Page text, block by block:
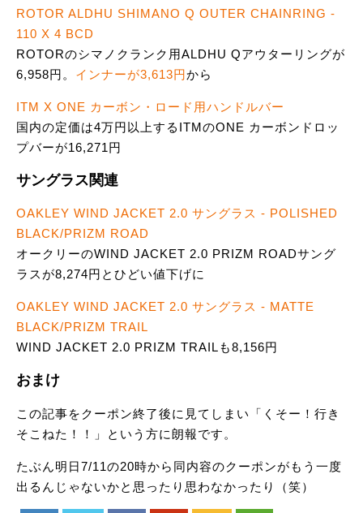
ROTOR ALDHU SHIMANO Q OUTER CHAINRING -
110 X 4 BCD
ROTORのシマノクランク用ALDHU Qアウターリングが
6,958円。 インナーが3,613円から
ITM X ONE カーボン・ロード用ハンドルバー
国内の定価は4万円以上するITMのONE カーボンドロッ
プバーが16,271円
サングラス関連
OAKLEY WIND JACKET 2.0 サングラス - POLISHED
BLACK/PRIZM ROAD
オークリーのWIND JACKET 2.0 PRIZM ROADサング
ラスが8,274円とひどい値下げに
OAKLEY WIND JACKET 2.0 サングラス - MATTE
BLACK/PRIZM TRAIL
WIND JACKET 2.0 PRIZM TRAILも8,156円
おまけ
この記事をクーポン終了後に見てしまい「くそー！行き
そこねた！！」という方に朗報です。
たぶん明日7/11の20時から同内容のクーポンがもう一度
出るんじゃないかと思ったり思わなかったり（笑）